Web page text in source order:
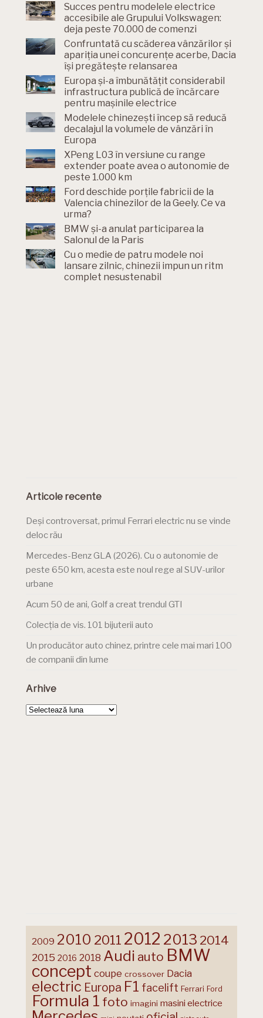
Succes pentru modelele electrice
accesibile ale Grupului Volkswagen:
deja peste 70.000 de comenzi
Confruntată cu scăderea vânzărilor și
apariția unei concurențe acerbe, Dacia
își pregătește relansarea
Europa și-a îmbunătățit considerabil
infrastructura publică de încărcare
pentru mașinile electrice
Modelele chinezești încep să reducă
decalajul la volumele de vânzări în
Europa
XPeng L03 în versiune cu range
extender poate avea o autonomie de
peste 1.000 km
Ford deschide porțile fabricii de la
Valencia chinezilor de la Geely. Ce va
urma?
BMW și-a anulat participarea la
Salonul de la Paris
Cu o medie de patru modele noi
lansare zilnic, chinezii impun un ritm
complet nesustenabil
Articole recente
Deși controversat, primul Ferrari electric nu se vinde
deloc rău
Mercedes-Benz GLA (2026). Cu o autonomie de
peste 650 km, acesta este noul rege al SUV-urilor
urbane
Acum 50 de ani, Golf a creat trendul GTI
Colecția de vis. 101 bijuterii auto
Un producător auto chinez, printre cele mai mari 100
de companii din lume
Arhive
Arhive
2009 2010 2011 2012 2013 2014
2015 2016 2018 Audi auto BMW
concept coupe crossover Dacia
electric Europa F1 facelift Ferrari Ford
Formula 1 foto imagini masini electrice